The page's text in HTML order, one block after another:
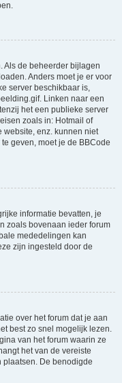
Als de beheerder bijlagen
Anders moet je er voor
server beschikbaar is,
Linken naar een
het een publieke server
zoals in: Hotmail of
website, enz. kunnen niet
geven, moet je de BBCode
informatie bevatten, je
zoals bovenaan ieder forum
mededelingen kan
zijn ingesteld door de
over het forum dat je aan
best zo snel mogelijk lezen.
van het forum waarin ze
het van de vereiste
plaatsen. De benodigde